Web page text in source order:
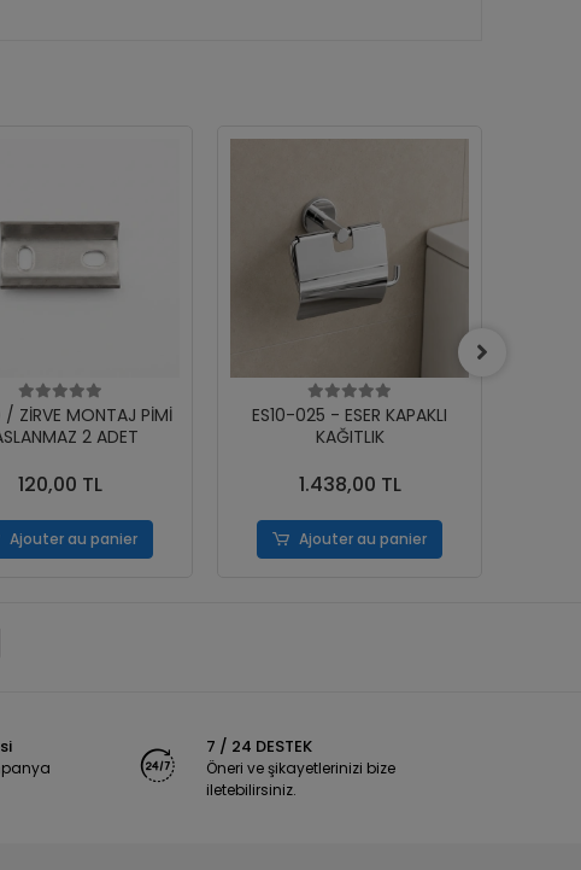
/ ZİRVE MONTAJ PİMİ
2 ADET
120,00 TL
Ajouter au panier
ES10-025 - ESER KAPAKLI
KAĞITLIK
1.438,00 TL
Ajouter au panier
7 / 24 DESTEK
Öneri ve şikayetlerinizi bize
iletebilirsiniz.